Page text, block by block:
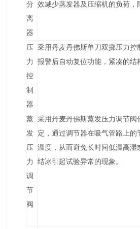
分
离
器
效减少蒸发器及压缩机的负荷
压
力
控
制
器
采用丹麦丹佛斯单刀双掷压力控
报警后自动复位功能，紧凑的结
蒸
发
压
力
调
节
阀
采用丹麦丹佛斯蒸发压力调节阀
定，通过调节器在吸气管路上的
温度，从而避免长时间低温高湿
结冰引起试验异常的现象。